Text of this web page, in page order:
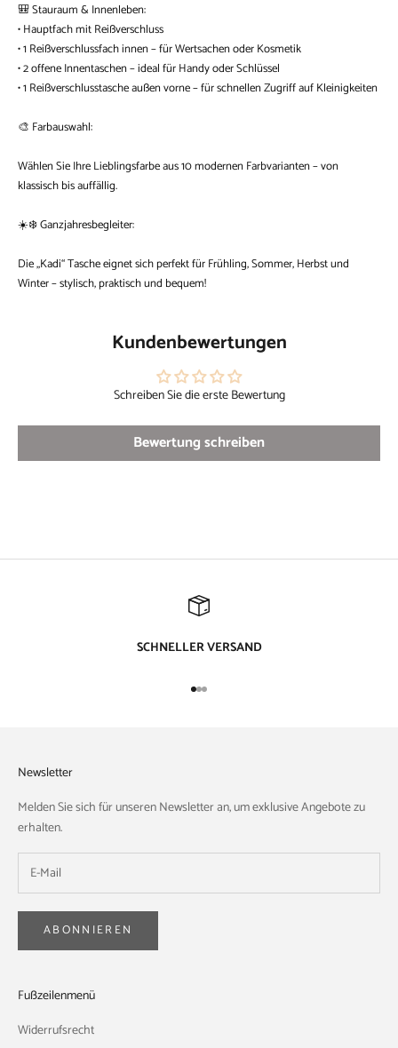
🎒 Stauraum & Innenleben:
• Hauptfach mit Reißverschluss
• 1 Reißverschlussfach innen – für Wertsachen oder Kosmetik
• 2 offene Innentaschen – ideal für Handy oder Schlüssel
• 1 Reißverschlusstasche außen vorne – für schnellen Zugriff auf Kleinigkeiten
🎨 Farbauswahl:
Wählen Sie Ihre Lieblingsfarbe aus 10 modernen Farbvarianten – von
klassisch bis auffällig.
☀️❄️ Ganzjahresbegleiter:
Die „Kadi“ Tasche eignet sich perfekt für Frühling, Sommer, Herbst und
Winter – stylisch, praktisch und bequem!
Kundenbewertungen
Schreiben Sie die erste Bewertung
Bewertung schreiben
SCHNELLER VERSAND
Gehe zu Element 1
Gehe zu Element 2
Gehe zu Element 3
Newsletter
Melden Sie sich für unseren Newsletter an, um exklusive Angebote zu
erhalten.
ABONNIEREN
Fußzeilenmenü
Widerrufsrecht